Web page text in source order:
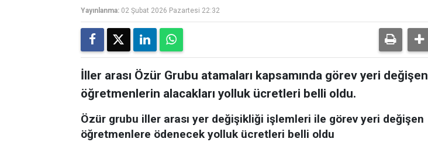
Yayınlanma: 02 Şubat 2026 Pazartesi 22:32
İller arası Özür Grubu atamaları kapsamında görev yeri değişen
öğretmenlerin alacakları yolluk ücretleri belli oldu.
Özür grubu iller arası yer değişikliği işlemleri ile görev yeri değişen
öğretmenlere ödenecek yolluk ücretleri belli oldu